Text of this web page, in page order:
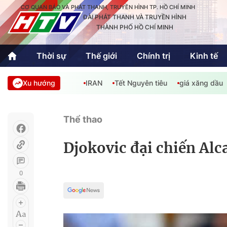
CƠ QUAN BÁO VÀ PHÁT THANH, TRUYỀN HÌNH TP. HỒ CHÍ MINH
ĐÀI PHÁT THANH VÀ TRUYỀN HÌNH
THÀNH PHỐ HỒ CHÍ MINH
Thời sự Thế giới Chính trị Kinh tế
Thời sự
Thể thao
Quốc tế
Văn hóa -
An Sinh
Xu hướng IRAN Tết Nguyên tiêu giá xăng dầu
0
Thể thao
Djokovic đại chiến